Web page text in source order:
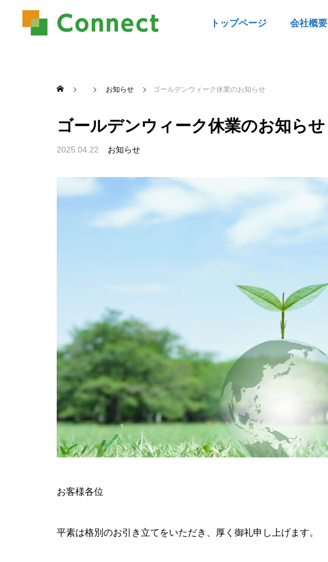
トップページ 会社概要
お知らせ ゴールデンウィーク休業のお知らせ
ゴールデンウィーク休業のお知らせ
2025.04.22 お知らせ
お客様各位
平素は格別のお引き立てをいただき、厚く御礼申し上げます。